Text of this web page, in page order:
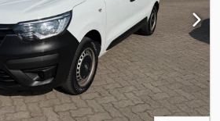
система контроля тяги,
стекол,
зеркало,